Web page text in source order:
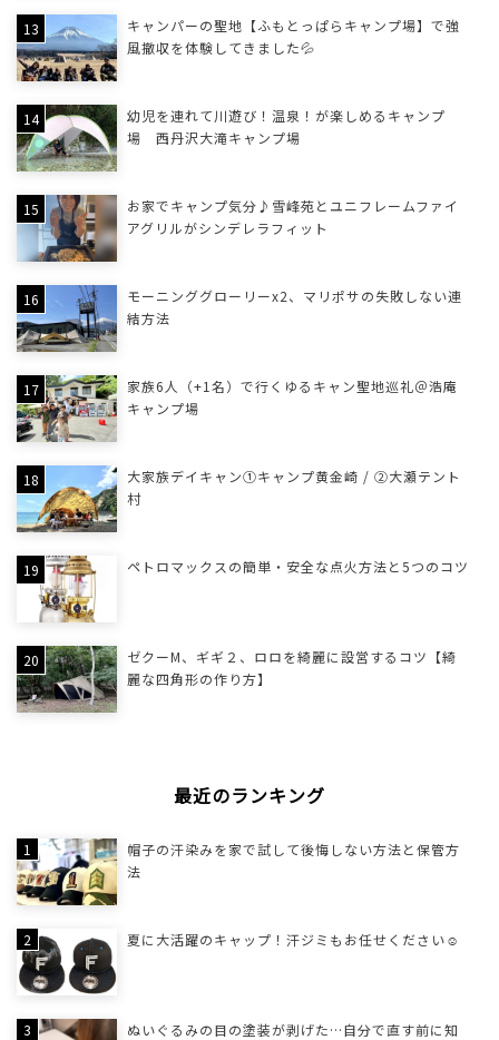
キャンパーの聖地【ふもとっぱらキャンプ場】で強
風撤収を体験してきました💦
幼児を連れて川遊び！温泉！が楽しめるキャンプ
場 西丹沢大滝キャンプ場
お家でキャンプ気分♪雪峰苑とユニフレームファイ
アグリルがシンデレラフィット
モーニンググローリーx2、マリポサの失敗しない連
結方法
家族6人（+1名）で行くゆるキャン聖地巡礼＠浩庵
キャンプ場
大家族デイキャン①キャンプ黄金崎 / ②大瀬テント
村
ペトロマックスの簡単・安全な点火方法と5つのコツ
ゼクーM、ギギ２、ロロを綺麗に設営するコツ【綺
麗な四角形の作り方】
最近のランキング
帽子の汗染みを家で試して後悔しない方法と保管方
法
夏に大活躍のキャップ！汗ジミもお任せください☺
ぬいぐるみの目の塗装が剥げた…自分で直す前に知